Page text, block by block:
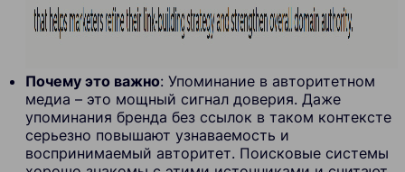
Почему это важно: Упоминание в авторитетном
медиа – это мощный сигнал доверия. Даже
упоминания бренда без ссылок в таком контексте
серьезно повышают узнаваемость и
воспринимаемый авторитет. Поисковые системы